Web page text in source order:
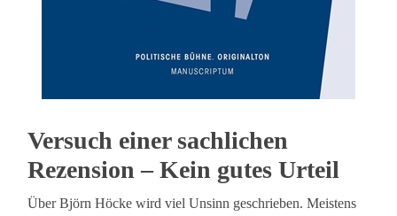
Versuch einer sachlichen
Rezension – Kein gutes Urteil
Über Björn Höcke wird viel Unsinn geschrieben. Meistens